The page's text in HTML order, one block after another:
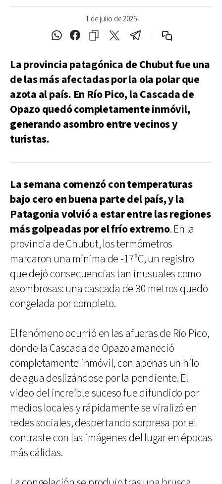
1 de julio de 2025
La provincia patagónica de Chubut fue una
de las más afectadas por la ola polar que
azota al país. En Río Pico, la Cascada de
Opazo quedó completamente inmóvil,
generando asombro entre vecinos y
turistas.
La semana comenzó con temperaturas
bajo cero en buena parte del país, y la
Patagonia volvió a estar entre las regiones
más golpeadas por el frío extremo. En la
provincia de Chubut, los termómetros
marcaron una mínima de -17°C, un registro
que dejó consecuencias tan inusuales como
asombrosas: una cascada de 30 metros quedó
congelada por completo.
El fenómeno ocurrió en las afueras de Río Pico,
donde la Cascada de Opazo amaneció
completamente inmóvil, con apenas un hilo
de agua deslizándose por la pendiente. El
video del increíble suceso fue difundido por
medios locales y rápidamente se viralizó en
redes sociales, despertando sorpresa por el
contraste con las imágenes del lugar en épocas
más cálidas.